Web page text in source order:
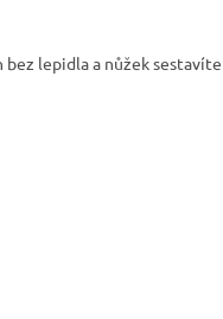
lepidla a nůžek